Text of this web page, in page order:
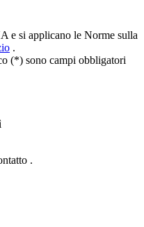
e si applicano le Norme sulla
.
(*) sono campi obbligatori
.